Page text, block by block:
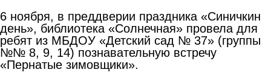
6 ноября, в преддверии праздника «Синичкин
день», библиотека «Солнечная» провела для
ребят из МБДОУ «Детский сад № 37» (группы
№№ 8, 9, 14) познавательную встречу
«Пернатые зимовщики».